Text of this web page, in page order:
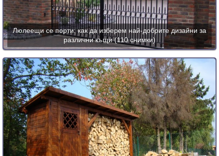
Люлеещи се порти: как да изберем най-добрите дизайни за
различни къщи (110 снимки)